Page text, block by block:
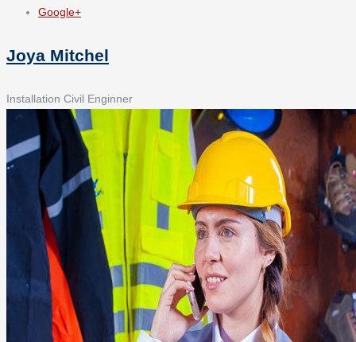
Google+
Joya Mitchel
Installation Civil Enginner